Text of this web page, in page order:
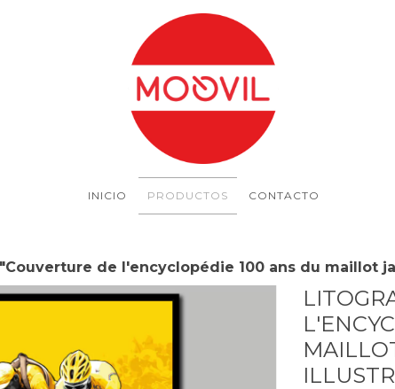
INICIO PRODUCTOS CONTACTO
de l'encyclopédie 100 ans du maillot